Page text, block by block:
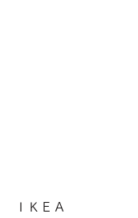
ＩＫＥＡ